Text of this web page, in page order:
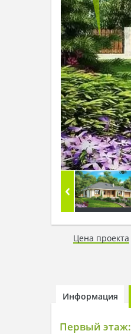
Цена проекта
Информация
Первый этаж: